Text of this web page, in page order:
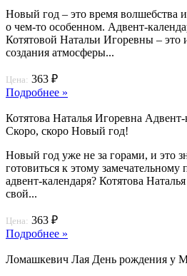
Новый год – это время волшебства
о чем-то особенном. Адвент-
Котятовой Натальи Игоревны – это
создания атмосферы...
Цена: 363 ₽
Подробнее »
Котятова Наталья Игоревна
Скоро, скоро Новый год!
Новый год уже не за горами, и это
готовиться к этому замечательному
адвент-календаря? Котятова
свой...
Цена: 363 ₽
Подробнее »
Ломашкевич Лая День рождения у